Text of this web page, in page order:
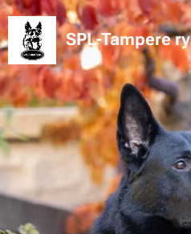
SPL-Tamperery